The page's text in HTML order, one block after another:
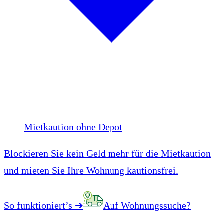
Mietkaution ohne Depot
Blockieren Sie kein Geld mehr für die Mietkaution
und mieten Sie Ihre Wohnung kautionsfrei.
So funktioniert’s ➔ Auf Wohnungssuche?